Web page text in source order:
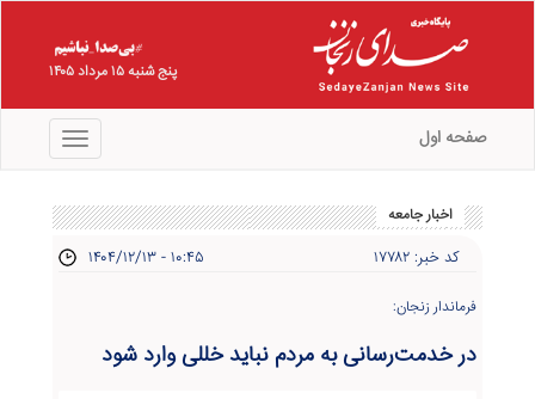
پنج شنبه ۱۵ مرداد ۱۴۰۵
منو صفحه اول
اخبار جامعه
کد خبر: ۱۷۷۸۲ ۱۴۰۴/۱۲/۱۳ - ۱۰:۴۵
فرماندار زنجان:
در خدمت‌رسانی به مردم نباید خللی وارد شود